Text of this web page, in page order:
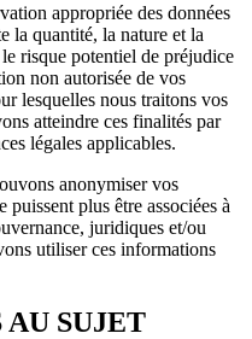
appropriée des données
la quantité, la nature et la
risque potentiel de préjudice
non autorisée de vos
lesquelles nous traitons vos
atteindre ces finalités par
légales applicables.
anonymiser vos
plus être associées à
juridiques et/ou
utiliser ces informations
SUJET